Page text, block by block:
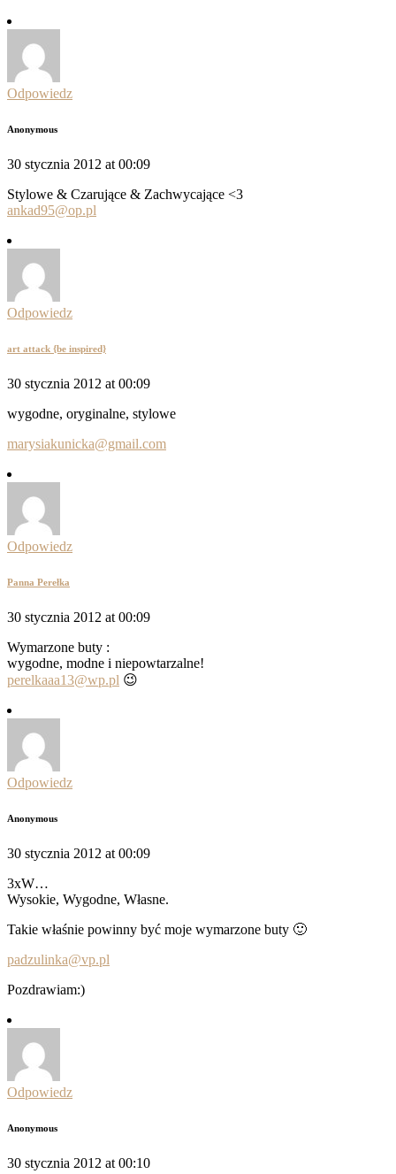
Odpowiedz
Anonymous
30 stycznia 2012 at 00:09
Stylowe & Czarujące & Zachwycające <3
ankad95@op.pl
Odpowiedz
art attack {be inspired}
30 stycznia 2012 at 00:09
wygodne, oryginalne, stylowe
marysiakunicka@gmail.com
Odpowiedz
Panna Perełka
30 stycznia 2012 at 00:09
Wymarzone buty :
wygodne, modne i niepowtarzalne!
perelkaaa13@wp.pl 😉
Odpowiedz
Anonymous
30 stycznia 2012 at 00:09
3xW…
Wysokie, Wygodne, Własne.
Takie właśnie powinny być moje wymarzone buty 🙂
padzulinka@vp.pl
Pozdrawiam:)
Odpowiedz
Anonymous
30 stycznia 2012 at 00:10